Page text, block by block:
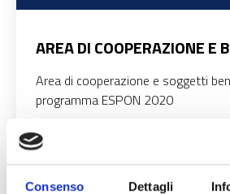
Consenso Dettagli
AREA DI COOPERAZIONE E
Area di cooperazione e soggetti
programma ESPON 2020